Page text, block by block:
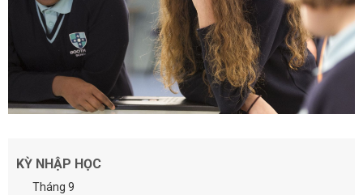
KỲ NHẬP HỌC
Tháng 9